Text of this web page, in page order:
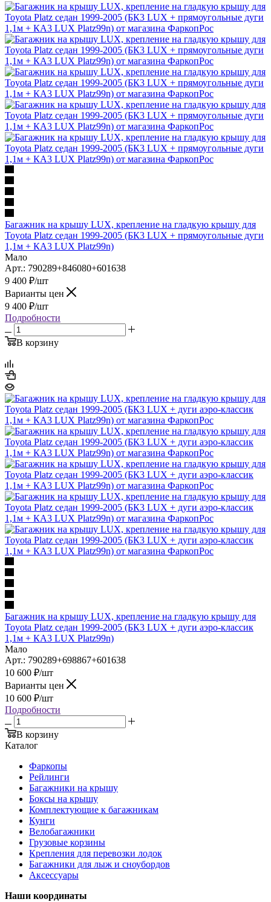
Багажник на крышу LUX, крепление на гладкую крышу для
Toyota Platz седан 1999-2005 (БК3 LUX + прямоугольные дуги
1,1м + КА3 LUX Platz99n)
Мало
Арт.: 790289+846080+601638
9 400 ₽/шт
Варианты цен
9 400 ₽/шт
Подробности
В корзину
Багажник на крышу LUX, крепление на гладкую крышу для
Toyota Platz седан 1999-2005 (БК3 LUX + дуги аэро-классик
1,1м + КА3 LUX Platz99n)
Мало
Арт.: 790289+698867+601638
10 600 ₽/шт
Варианты цен
10 600 ₽/шт
Подробности
В корзину
Каталог
Фаркопы
Рейлинги
Багажники на крышу
Боксы на крышу
Комплектующие к багажникам
Кунги
Велобагажники
Грузовые корзины
Крепления для перевозки лодок
Багажники для лыж и сноубордов
Аксессуары
Наши координаты